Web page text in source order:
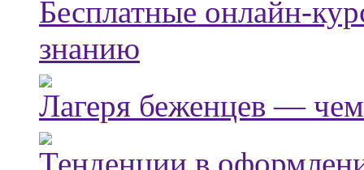
Бесплатные онлайн-
знанию
Лагеря беженцев —
Тенденции в